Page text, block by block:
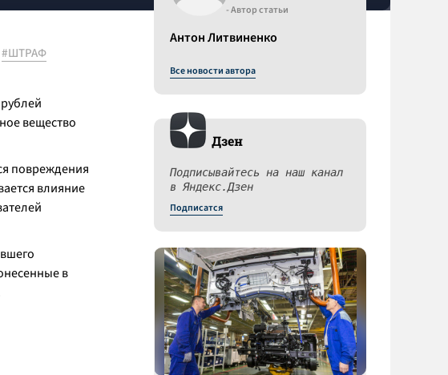
#ШТРАФ
вещество
повреждения
влияние
в
- Автор статьи
Антон Литвиненко
Все новости автора
Дзен
Подписывайтесь на наш канал
в Яндекс.Дзен
Подписатся